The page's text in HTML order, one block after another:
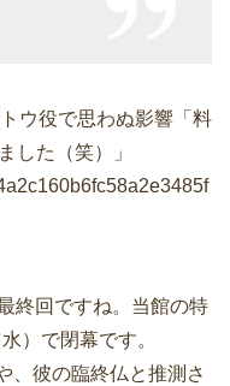
ウ役で思わぬ影響「料
した（笑）」
終回ですね。当館の特
）で閉幕です。
、彼の臨終仏と推測さ